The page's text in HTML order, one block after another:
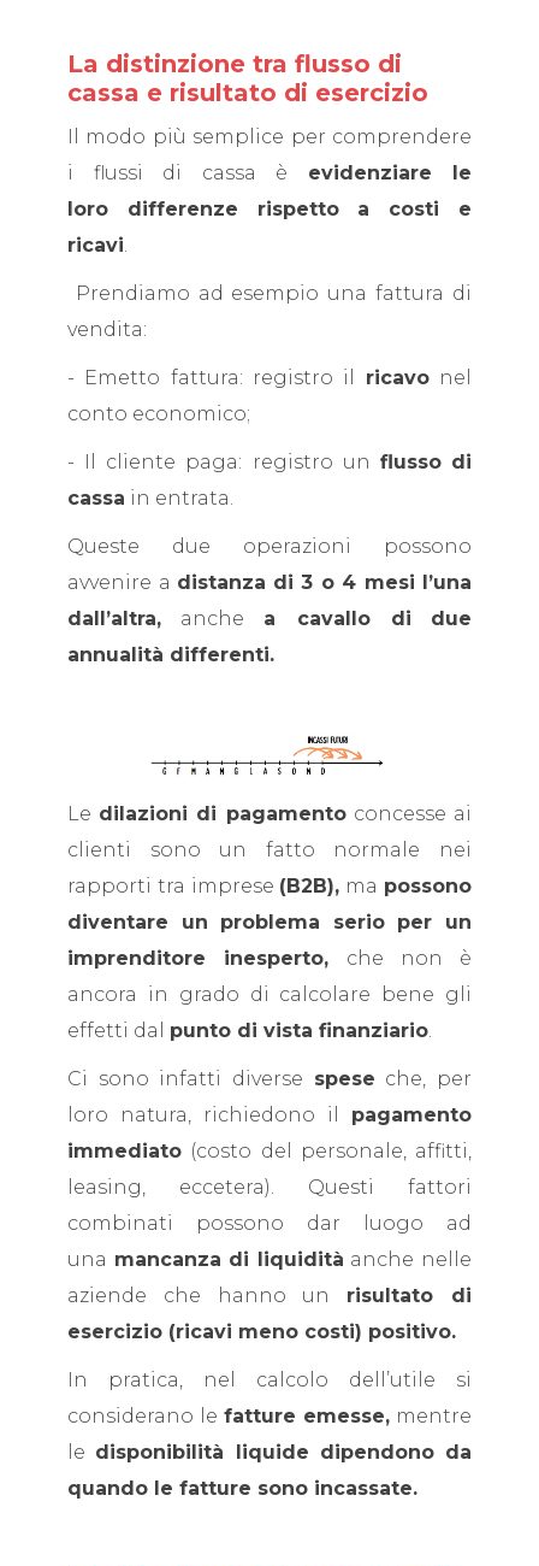
La distinzione tra flusso di
cassa e risultato di esercizio
Il modo più semplice per comprendere
i flussi di cassa è evidenziare le
loro differenze rispetto a costi e
ricavi.
Prendiamo ad esempio una fattura di
vendita:
- Emetto fattura: registro il ricavonel
conto economico;
- Il cliente paga: registro un flusso di
cassa in entrata.
Queste due operazioni possono
avvenire a distanza di 3 o 4 mesi l’una
dall’altra, anche a cavallo di
due
annualità differenti.
Le dilazioni di pagamentoconcesse ai
clienti sono un fatto normale nei
rapporti tra imprese (B2B), ma possono
diventare un problema serio per un
imprenditore inesperto, che non è
ancora in grado di calcolare bene gli
effetti dal punto di vista finanziario.
Ci sono infatti diverse spese che, per
loro natura, richiedono il pagamento
immediato (costo del personale, affitti,
leasing, eccetera). Questi fattori
combinati possono dar luogo ad
una mancanza di liquidità anche nelle
aziende che hanno un risultato di
esercizio (ricavi meno costi) positivo.
In pratica, nel calcolo dell’utile si
considerano le fatture emesse, mentre
le disponibilità liquide dipendono da
quando le fatture sono incassate.